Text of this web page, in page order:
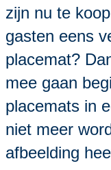
zijn nu te
gasten eens
placemat?
mee gaan
placemats in
niet meer
afbeelding